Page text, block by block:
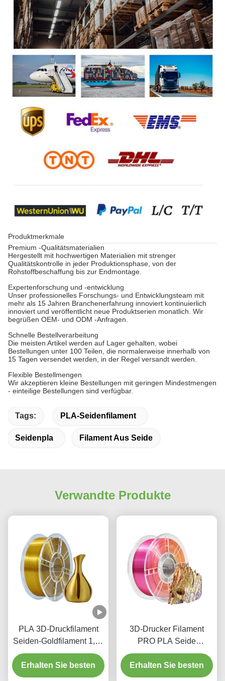
Produktmerkmale
Premium -Qualitätsmaterialien
Hergestellt mit hochwertigen Materialien mit strenger
Qualitätskontrolle in jeder Produktionsphase, von der
Rohstoffbeschaffung bis zur Endmontage.
Expertenforschung und -entwicklung
Unser professionelles Forschungs- und Entwicklungsteam mit
mehr als 15 Jahren Branchenerfahrung innoviert kontinuierlich
innoviert und veröffentlicht neue Produktserien monatlich. Wir
begrüßen OEM- und ODM -Anfragen.
Schnelle Bestellverarbeitung
Die meisten Artikel werden auf Lager gehalten, wobei
Bestellungen unter 100 Teilen, die normalerweise innerhalb von
15 Tagen versendet werden, in der Regel versandt werden.
Flexible Bestellmengen
Wir akzeptieren kleine Bestellungen mit geringen Mindestmengen
- einteilige Bestellungen sind verfügbar.
Tags: PLA-Seidenfilament
Seidenpla Filament Aus Seide
Verwandte Produkte
PLA 3D-Druckfilament
Seiden-Goldfilament 1,75
mm 1 kg PLA 3D-
Druckmaterial
Erhalten Sie besten
3D-Drucker Filament
PRO PLA Seide
Dreifarbig Rotgold Lila
1,75 mm Filament
Erhalten Sie besten